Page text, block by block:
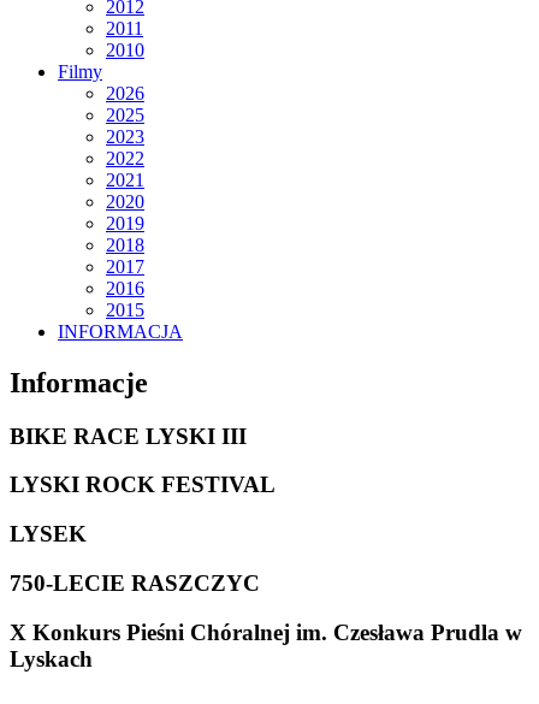
2012
2011
2010
Filmy
2026
2025
2023
2022
2021
2020
2019
2018
2017
2016
2015
INFORMACJA
Informacje
BIKE RACE LYSKI III
LYSKI ROCK FESTIVAL
LYSEK
750-LECIE RASZCZYC
X Konkurs Pieśni Chóralnej im. Czesława Prudla w
Lyskach